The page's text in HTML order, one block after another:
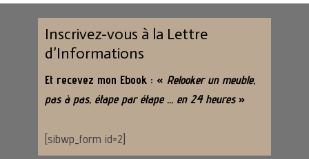
Inscrivez-vous à la Lettre
d’Informations
Et recevez mon Ebook : « Relooker un meuble,
pas à pas, étape par étape … en 24 heures »
[sibwp_form id=2]